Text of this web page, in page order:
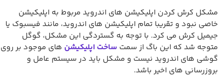
کردن اپلیکیشن های اندروید مربوط به اپلیکیشن
و تقریبا تمام اپلیکیشن های اندروید،‌ مانند فیسبوک یا
کرش می کرد. با توجه به گستردگی این مشکل، گوگل
شد که این باگ از سمت ساخت اپلیکیشنهای موجود بر روی
اندروید نیست و مشکل باید در سیستم عامل و
های اخیر باشد.